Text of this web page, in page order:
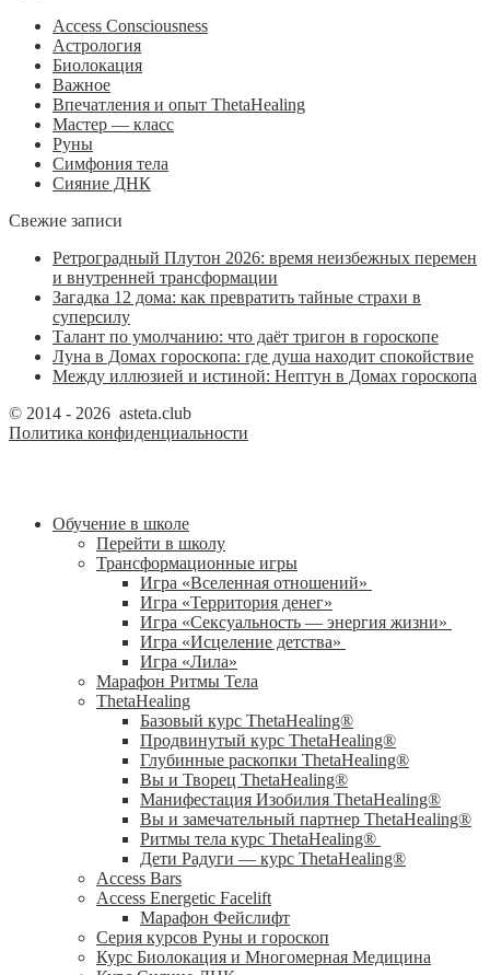
Access Consciousness
Астрология
Биолокация
Важное
Впечатления и опыт ThetaHealing
Мастер — класс
Руны
Симфония тела
Сияние ДНК
Свежие записи
Ретроградный Плутон 2026: время неизбежных перемен
и внутренней трансформации
Загадка 12 дома: как превратить тайные страхи в
суперсилу
Талант по умолчанию: что даёт тригон в гороскопе
Луна в Домах гороскопа: где душа находит спокойствие
Между иллюзией и истиной: Нептун в Домах гороскопа
© 2014 - 2026 asteta.club
Политика конфиденциальности
Обучение в школе
Перейти в школу
Трансформационные игры
Игра «Вселенная отношений»
Игра «Территория денег»
Игра «Сексуальность — энергия жизни»
Игра «Исцеление детства»
Игра «Лила»
Марафон Ритмы Тела
ThetaHealing
Базовый курс ThetaHealing®
Продвинутый курс ThetaHealing®
Глубинные раскопки ThetaHealing®
Вы и Творец ThetaHealing®
Манифестация Изобилия ThetaHealing®
Вы и замечательный партнер ThetaHealing®
Ритмы тела курс ThetaHealing®
Дети Радуги — курс ThetaHealing®
Access Bars
Access Energetic Facelift
Марафон Фейслифт
Серия курсов Руны и гороскоп
Курс Биолокация и Многомерная Медицина